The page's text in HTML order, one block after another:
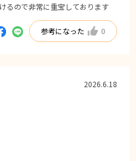
るので非常に重宝しております
参考になった 0
2026.6.18